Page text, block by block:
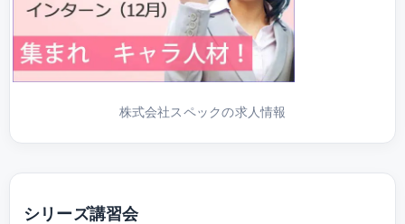
株式会社スペックの求人情報
シリーズ講習会